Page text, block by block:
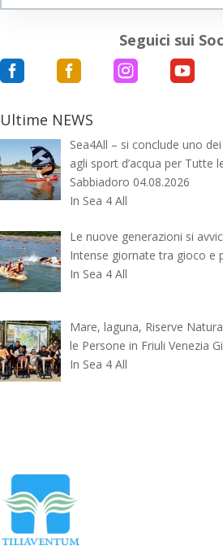
Seguici sui
   
Ultime NEWS
Sea4All – si conclude uno
agli sport d’acqua per Tutte
Sabbiadoro 04.08.2026
In Sea 4 All
Le nuove generazioni si
Intense giornate tra gioco e
In Sea 4 All
Mare, laguna, Riserve
le Persone in Friuli Venezia
In Sea 4 All